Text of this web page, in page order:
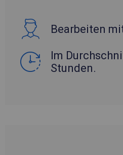
Bearbeiten
Im
Stunden.